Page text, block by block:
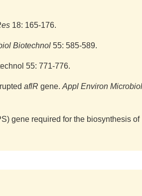
18: 165-176.
Biotechnol55: 585-589.
55: 771-776.
aflR gene. Appl Environ Microbiol
gene required for the biosynthesis of